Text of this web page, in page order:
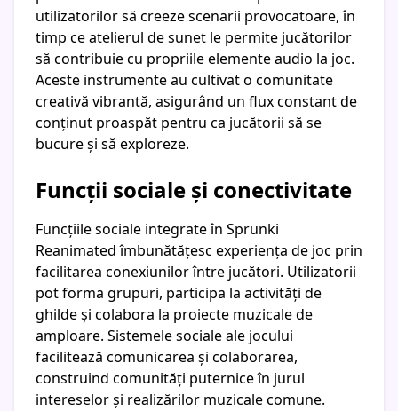
utilizatorilor să creeze scenarii provocatoare, în
timp ce atelierul de sunet le permite jucătorilor
să contribuie cu propriile elemente audio la joc.
Aceste instrumente au cultivat o comunitate
creativă vibrantă, asigurând un flux constant de
conținut proaspăt pentru ca jucătorii să se
bucure și să exploreze.
Funcții sociale și conectivitate
Funcțiile sociale integrate în Sprunki
Reanimated îmbunătățesc experiența de joc prin
facilitarea conexiunilor între jucători. Utilizatorii
pot forma grupuri, participa la activități de
ghilde și colabora la proiecte muzicale de
amploare. Sistemele sociale ale jocului
facilitează comunicarea și colaborarea,
construind comunități puternice în jurul
intereselor și realizărilor muzicale comune.